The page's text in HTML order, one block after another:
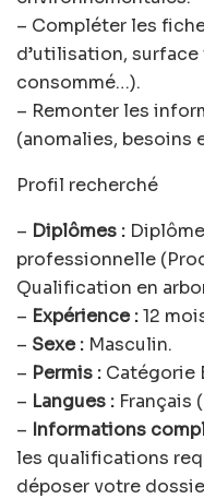
– Compléter les
d’utilisation,
consommé…).
– Remonter les
(anomalies, besoins
Profil recherché
– Diplômes :
professionnelle
Qualification en
– Expérience :12
– Sexe : Masculin.
– Permis : Catégorie
– Langues : Français
– Informations
les qualifications
déposer votre